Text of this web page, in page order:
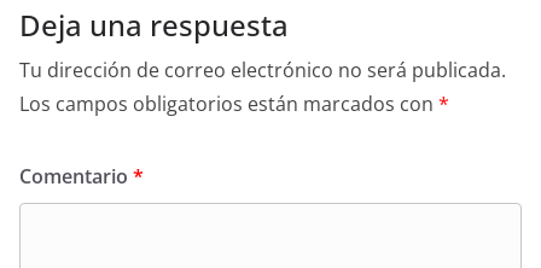
Deja una respuesta
Tu dirección de correo electrónico no será publicada.
Los campos obligatorios están marcados con *
Comentario *